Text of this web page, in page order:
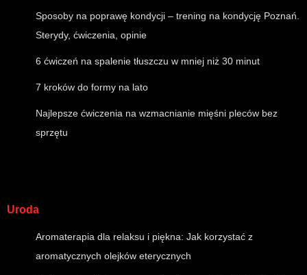
Sposoby na poprawę kondycji – trening na kondycję Poznań.
Sterydy, ćwiczenia, opinie
6 ćwiczeń na spalenie tłuszczu w mniej niż 30 minut
7 kroków do formy na lato
Najlepsze ćwiczenia na wzmacnianie mięśni pleców bez
sprzętu
Uroda
Aromaterapia dla relaksu i piękna: Jak korzystać z
aromatycznych olejków eterycznych